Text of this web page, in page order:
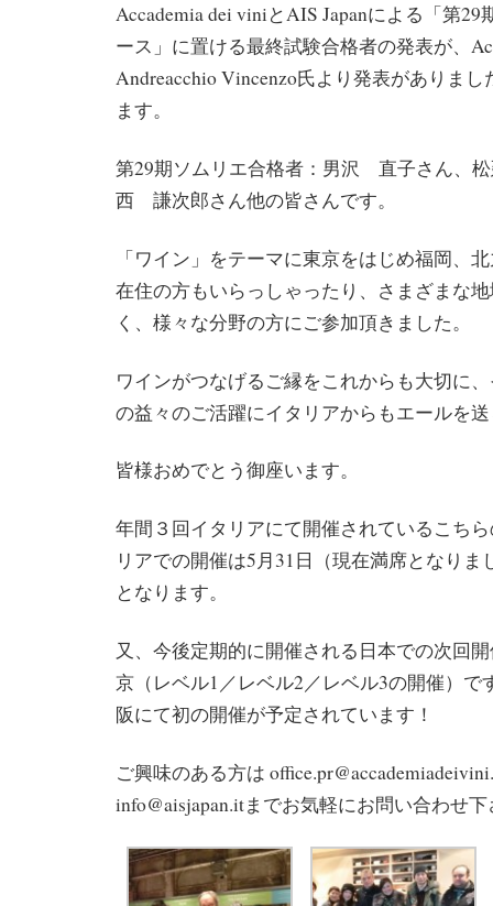
Accademia dei viniとAIS Japanによる「第
ース」に置ける最終試験合格者の発表が、
Andreacchio Vincenzo氏より発表がありま
ます。
第29期ソムリエ合格者：男沢 直子さん、
西 謙次郎さん他の皆さんです。
「ワイン」をテーマに東京をはじめ福岡、
在住の方もいらっしゃったり、さまざまな
く、様々な分野の方にご参加頂きました。
ワインがつなげるご縁をこれからも大切に
の益々のご活躍にイタリアからもエールを
皆様おめでとう御座います。
年間３回イタリアにて開催されているこち
リアでの開催は5月31日（現在満席となりま
となります。
又、今後定期的に開催される日本での次回
京（レベル1／レベル2／レベル3の開催）で
阪にて初の開催が予定されています！
ご興味のある方は
info@aisjapan.itまでお気軽にお問い合わせ